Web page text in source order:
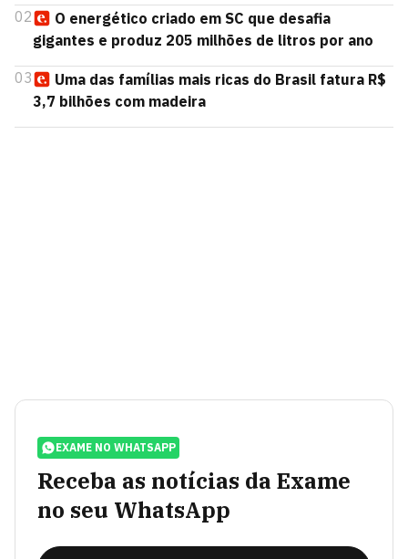
02
O energético criado em SC que desafia
gigantes e produz 205 milhões de litros por ano
03
Uma das famílias mais ricas do Brasil fatura R$
3,7 bilhões com madeira
EXAME NO WHATSAPP
Receba as notícias da Exame
no seu WhatsApp